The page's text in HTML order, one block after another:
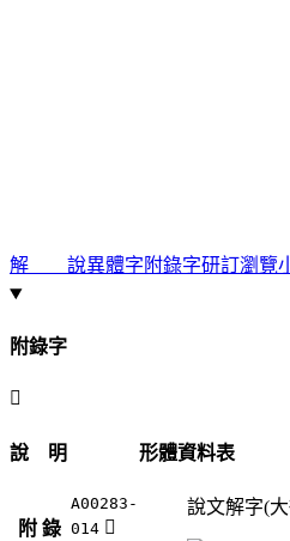
解 說異體字 附錄字研訂瀏覽
附錄字
󰖨
說 明
附 錄
A00283-
014 󰖨
形體資料表
說文解字(